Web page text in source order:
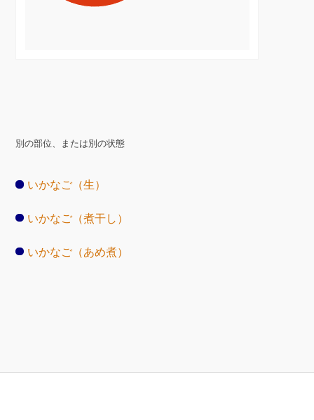
別の部位、または別の状態
いかなご（生）
いかなご（煮干し）
いかなご（あめ煮）